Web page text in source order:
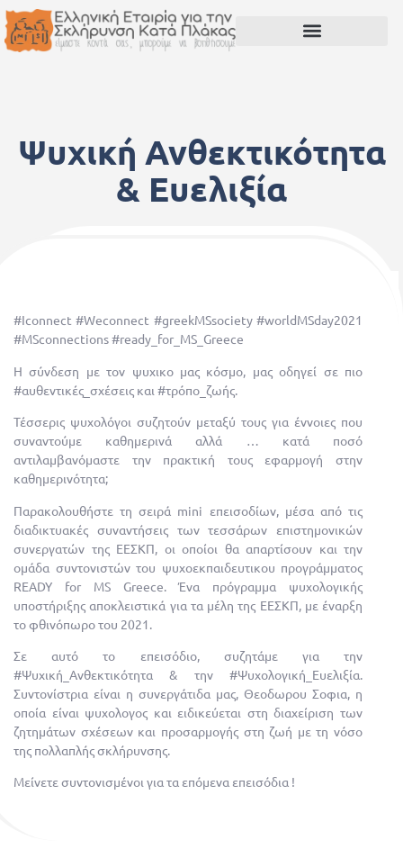
Ψυχική Ανθεκτικότητα
& Ευελιξία
#Iconnect #Weconnect #greekMSsociety #worldMSday2021
#MSconnections #ready_for_MS_Greece
Η σύνδεση με τον ψυχικο μας κόσμο, μας οδηγεί σε πιο
#αυθεντικές_σχέσεις και #τρόπο_ζωής.
Τέσσερις ψυχολόγοι συζητούν μεταξύ τους για έννοιες που
συναντούμε καθημερινά αλλά … κατά ποσό
αντιλαμβανόμαστε την πρακτική τους εφαρμογή στην
καθημερινότητα;
Παρακολουθήστε τη σειρά mini επεισοδίων, μέσα από τις
διαδικτυακές συναντήσεις των τεσσάρων επιστημονικών
συνεργατών της ΕΕΣΚΠ, οι οποίοι θα απαρτίσουν και την
ομάδα συντονιστών του ψυχοεκπαιδευτικου προγράμματος
READY for MS Greece. Ένα πρόγραμμα ψυχολογικής
υποστήριξης αποκλειστικά για τα μέλη της ΕΕΣΚΠ, με έναρξη
το φθινόπωρο του 2021.
Σε αυτό το επεισόδιο, συζητάμε για την
#Ψυχική_Ανθεκτικότητα & την #Ψυχολογική_Ευελιξία.
Συντονίστρια είναι η συνεργάτιδα μας, Θεοδωρου Σοφια, η
οποία είναι ψυχολογος και ειδικεύεται στη διαχείριση των
ζητημάτων σχέσεων και προσαρμογής στη ζωή με τη νόσο
της πολλαπλής σκλήρυνσης.
Μείνετε συντονισμένοι για τα επόμενα επεισόδια !